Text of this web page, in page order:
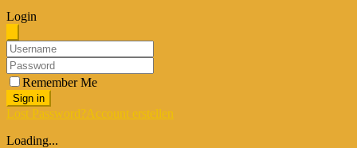
Login
Remember Me
Sign in
Lost Password?Account erstellen
Loading...